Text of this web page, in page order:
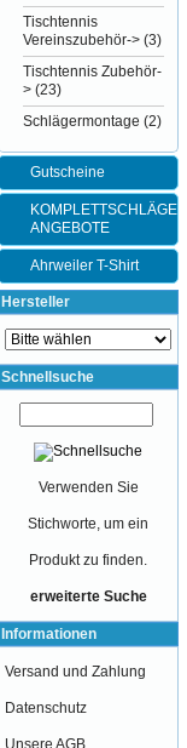
Tischtennis
Vereinszubehör-> (3)
Tischtennis Zubehör-
> (23)
Schlägermontage (2)
Gutscheine
KOMPLETTSCHLÄGER-
ANGEBOTE
Ahrweiler T-Shirt
Hersteller
Schnellsuche
Verwenden Sie
Stichworte, um ein
Produkt zu finden.
erweiterte Suche
Informationen
Versand und Zahlung
Datenschutz
Unsere AGB